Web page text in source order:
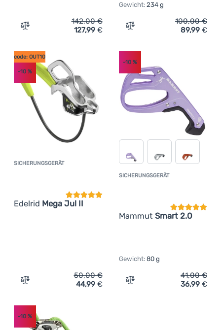
Zum Vergleich 'Sicherungsgerät Petzl Neox' hinzufügen
142,00€
127,99 €
Gewicht: 234 g
Zum Vergleich
100,00€
89,99 €
SICHERUNGSGERÄT
Edelrid Mega Jul II
Kundenbewertung
code: OUT10
-10 %
Zum Vergleich 'Sicherungsgerät Edelrid Mega Jul II'
50,00€
44,99 €
SICHERUNGSGERÄT
Mammut Smart 2.0
-10%
Gewicht: 80 g
Zum Vergleich
41,00€
36,99 €
-10 %